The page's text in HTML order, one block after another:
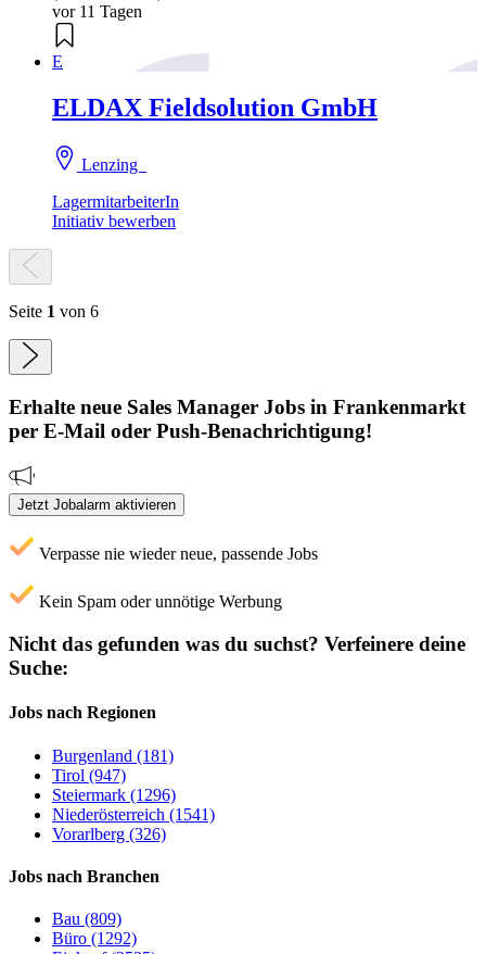
vor 11 Tagen
E
ELDAX Fieldsolution GmbH
Lenzing
LagermitarbeiterIn
Initiativ bewerben
Seite 1 von 6
Erhalte neue Sales Manager Jobs in Frankenmarkt
per E-Mail oder Push-Benachrichtigung!
Jetzt Jobalarm aktivieren
Verpasse nie wieder neue, passende Jobs
Kein Spam oder unnötige Werbung
Nicht das gefunden was du suchst? Verfeinere deine
Suche:
Jobs nach Regionen
Burgenland (181)
Tirol (947)
Steiermark (1296)
Niederösterreich (1541)
Vorarlberg (326)
Jobs nach Branchen
Bau (809)
Büro (1292)